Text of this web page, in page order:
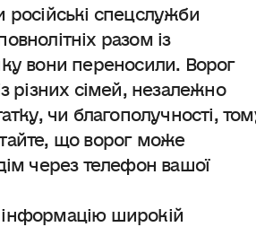
спецслужби
разом із
вони переносили. Ворог
різних сімей, незалежно
чи благополучності,
що ворог може
через телефон вашої
широкій